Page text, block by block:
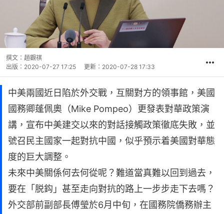
撰文： 趙觀祺
出版： 2020-07-27 17:25 更新： 2020-07-28 17:33
中美兩國近日陷於外交戰，互關對方的領事館，美國
國務卿蓬佩奧（Mike Pompeo）更發表對華政策演
講，宣布中美建交以來的對話接觸政策徹底失敗，並
號召民主國家一起對抗中國，似乎預示着美國對華態
度的巨大調整。
未來中美關係何去何從呢？難道當真難以回到過去，
要在「脱鈎」甚至走向對抗的路上一步步走下去嗎？
外交部前副部長傅瑩於6月中旬，在國務院僑務辦主